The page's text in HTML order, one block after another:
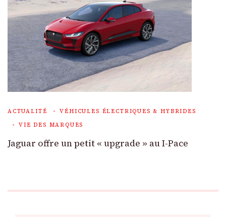
ACTUALITÉ
VÉHICULES ÉLECTRIQUES & HYBRIDES
VIE DES MARQUES
Jaguar offre un petit « upgrade » au I-Pace